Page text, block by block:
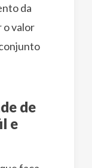
da
o valor
de
e